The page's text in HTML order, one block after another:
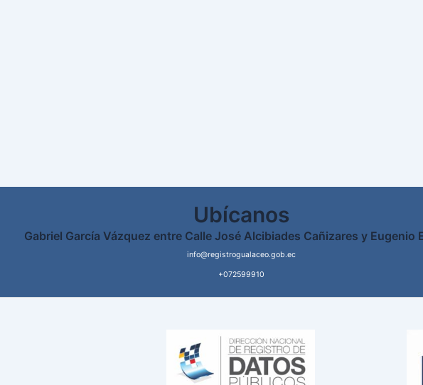
Ubícanos
Gabriel García Vázquez entre Calle José Alcibiades Cañizares y Eugenio
info@registrogualaceo.gob.ec
+072599910